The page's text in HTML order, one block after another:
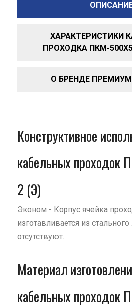
ХАРАКТЕРИСТИКИ
ПРОХОДКА ПКМ-
О БРЕНДЕ
Конструктивное
кабельных
2 (Э)
Эконом - Корпус ячейка
изготавливается из
отсутствуют.
Материал
кабельных